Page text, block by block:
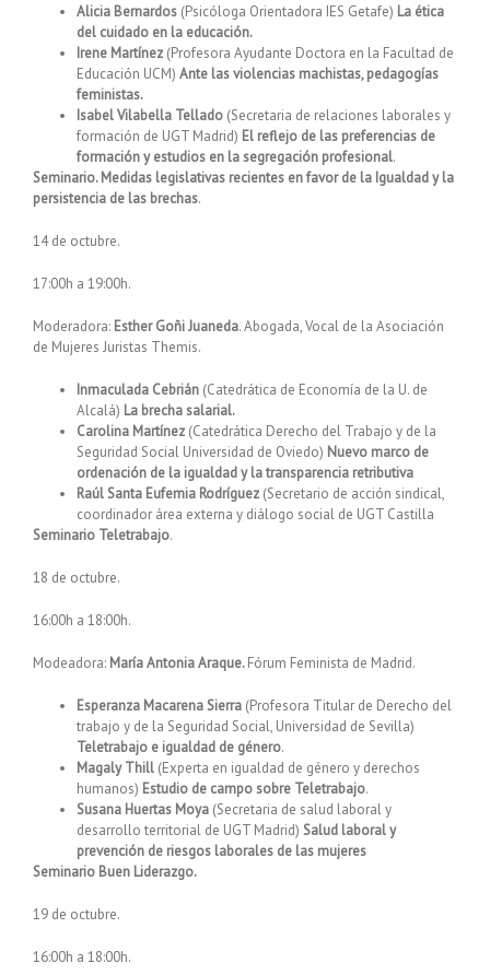
Alicia Bernardos (Psicóloga Orientadora IES Getafe) La ética
del cuidado en la educación.
Irene Martínez (Profesora Ayudante Doctora en la Facultad de
Educación UCM) Ante las violencias machistas, pedagogías
feministas.
Isabel Vilabella Tellado (Secretaria de relaciones laborales y
formación de UGT Madrid) El reflejo de las preferencias de
formación y estudios en la segregación profesional.
Seminario. Medidas legislativas recientes en favor de la Igualdad y la
persistencia de las brechas.
14 de octubre.
17:00h a 19:00h.
Moderadora: Esther Goñi Juaneda. Abogada, Vocal de la Asociación
de Mujeres Juristas Themis.
Inmaculada Cebrián (Catedrática de Economía de la U. de
Alcalá) La brecha salarial.
Carolina Martínez (Catedrática Derecho del Trabajo y de la
Seguridad Social Universidad de Oviedo) Nuevo marco de
ordenación de la igualdad y la transparencia retributiva
Raúl Santa Eufemia Rodríguez (Secretario de acción sindical,
coordinador área externa y diálogo social de UGT Castilla
Seminario Teletrabajo.
18 de octubre.
16:00h a 18:00h.
Modeadora: María Antonia Araque.Fórum Feminista de Madrid.
Esperanza Macarena Sierra (Profesora Titular de Derecho del
trabajo y de la Seguridad Social, Universidad de Sevilla)
Teletrabajo e igualdad de género.
Magaly Thill (Experta en igualdad de género y derechos
humanos) Estudio de campo sobre Teletrabajo.
Susana Huertas Moya (Secretaria de salud laboral y
desarrollo territorial de UGT Madrid) Salud laboral y
prevención de riesgos laborales de las mujeres
Seminario Buen Liderazgo.
19 de octubre.
16:00h a 18:00h.